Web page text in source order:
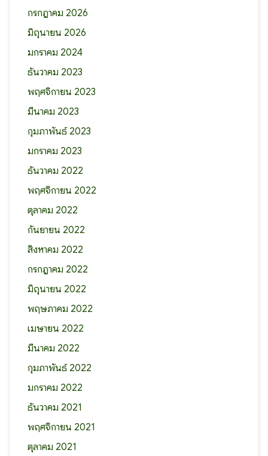
กรกฎาคม 2026
มิถุนายน 2026
มกราคม 2024
ธันวาคม 2023
พฤศจิกายน 2023
มีนาคม 2023
กุมภาพันธ์ 2023
มกราคม 2023
ธันวาคม 2022
พฤศจิกายน 2022
ตุลาคม 2022
กันยายน 2022
สิงหาคม 2022
กรกฎาคม 2022
มิถุนายน 2022
พฤษภาคม 2022
เมษายน 2022
มีนาคม 2022
กุมภาพันธ์ 2022
มกราคม 2022
ธันวาคม 2021
พฤศจิกายน 2021
ตุลาคม 2021